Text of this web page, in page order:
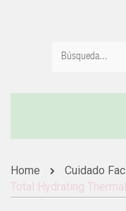
Home Cuidado
Total Hydrating